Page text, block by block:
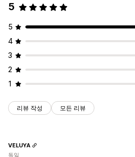
5
5
4
3
2
1
리뷰 작성 모든 리뷰
VELUYA
독일